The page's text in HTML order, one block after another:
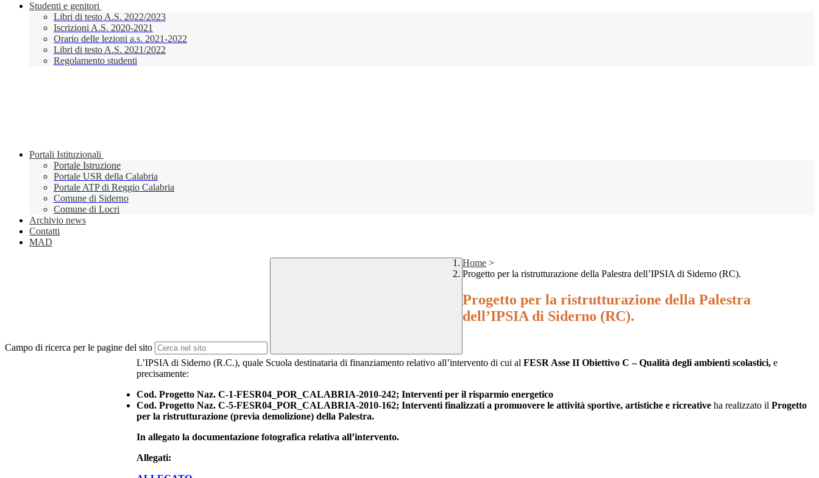
Studenti e genitori
Libri di testo A.S. 2022/2023
Iscrizioni A.S. 2020-2021
Orario delle lezioni a.s. 2021-2022
Libri di testo A.S. 2021/2022
Regolamento studenti
Portali Istituzionali
Portale Istruzione
Portale USR della Calabria
Portale ATP di Reggio Calabria
Comune di Siderno
Comune di Locri
Archivio news
Contatti
MAD
Campo di ricerca per le pagine del sito
Home >
Progetto per la ristrutturazione della Palestra dell’IPSIA di Siderno (RC).
Progetto per la ristrutturazione della Palestra
dell’IPSIA di Siderno (RC).
L’IPSIA di Siderno (R.C.), quale Scuola destinataria di finanziamento relativo all’intervento di cui al FESR Asse II Obiettivo C – Qualità degli ambienti scolastici, e
precisamente:
Cod. Progetto Naz. C-1-FESR04_POR_CALABRIA-2010-242; Interventi per il risparmio energetico
Cod. Progetto Naz. C-5-FESR04_POR_CALABRIA-2010-162; Interventi finalizzati a promuovere le attività sportive, artistiche e ricreative ha realizzato il Progetto
per la ristrutturazione (previa demolizione) della Palestra.
In allegato la documentazione fotografica relativa all’intervento.
Allegati: